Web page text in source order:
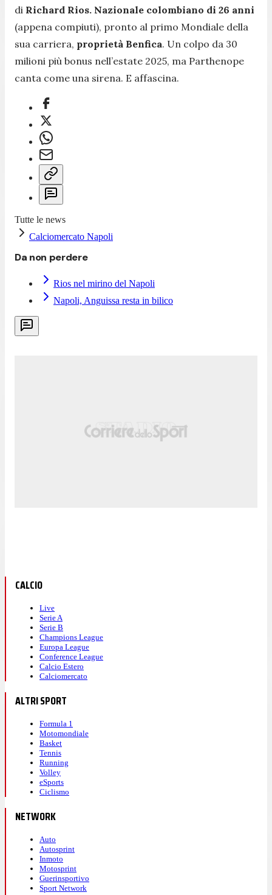
di Richard Rios. Nazionale colombiano di 26 anni
(appena compiuti), pronto al primo Mondiale della
sua carriera, proprietà Benfica. Un colpo da 30
milioni più bonus nell’estate 2025, ma Parthenope
canta come una sirena. E affascina.
Tutte le news
Calciomercato Napoli
Da non perdere
Rios nel mirino del Napoli
Napoli, Anguissa resta in bilico
CALCIO
Live
Serie A
Serie B
Champions League
Europa League
Conference League
Calcio Estero
Calciomercato
ALTRI SPORT
Formula 1
Motomondiale
Basket
Tennis
Running
Volley
eSports
Ciclismo
NETWORK
Auto
Autosprint
Inmoto
Motosprint
Guerinsportivo
Sport Network